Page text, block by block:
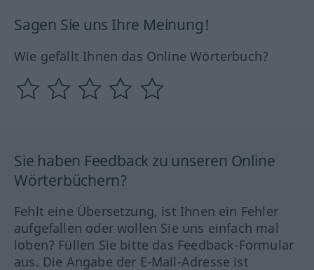
Sagen Sie uns Ihre Meinung!
Wie gefällt Ihnen das Online Wörterbuch?
Sie haben Feedback zu unseren Online
Wörterbüchern?
Fehlt eine Übersetzung, ist Ihnen ein Fehler
aufgefallen oder wollen Sie uns einfach mal
loben? Füllen Sie bitte das Feedback-Formular
aus. Die Angabe der E-Mail-Adresse ist